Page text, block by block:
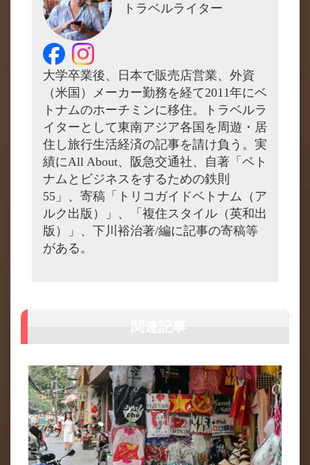
トラベルライター
大学卒業後、日本で販売店営業、外資
（米国）メーカー勤務を経て2011年にベ
トナムのホーチミンに移住。トラベルラ
イターとして東南アジア各国を周遊・居
住し旅行生活経済の記事を請け負う。実
績にAll About、阪急交通社、自著「ベト
ナムとビジネスをするための鉄則
55」、寄稿「トリコガイドベトナム（ア
ルク出版）」、「複住スタイル（英和出
版）」、下川裕治著/編に記事の寄稿等
がある。
関連記事